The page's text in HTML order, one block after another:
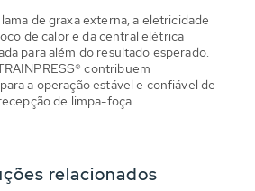
de graxa externa, a eletricidade
de calor e da central elétrica
para além do resultado esperado.
contribuem
a operação estável e confiável de
de limpa-foça.
relacionados